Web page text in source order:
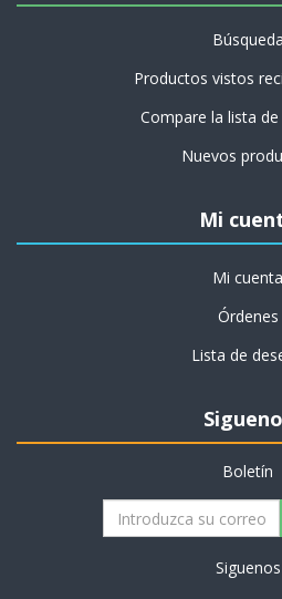
Búsqueda
Productos vistos
Compare la lista
Nuevos
Mi
Mi cuenta
Órdenes
Lista de
Boletín
Siguenos